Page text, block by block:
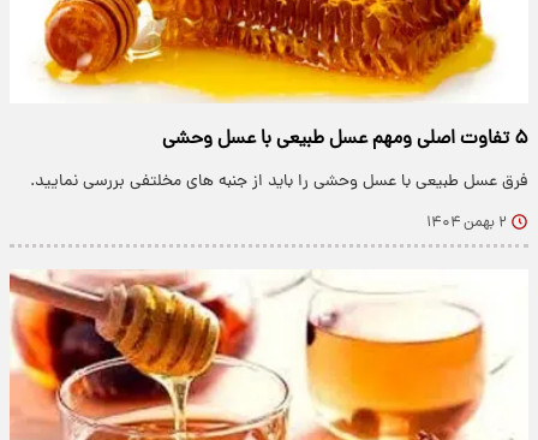
۵ تفاوت اصلی ومهم عسل طبیعی با عسل وحشی
فرق عسل طبیعی با عسل وحشی را باید از جنبه های مخلتفی بررسی نمایید.
۲ بهمن ۱۴۰۴